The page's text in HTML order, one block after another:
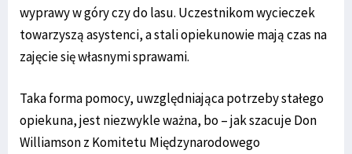
wyprawy w góry czy do lasu. Uczestnikom wycieczek
towarzyszą asystenci, a stali opiekunowie mają czas na
zajęcie się własnymi sprawami.
Taka forma pomocy, uwzględniająca potrzeby stałego
opiekuna, jest niezwykle ważna, bo – jak szacuje Don
Williamson z Komitetu Międzynarodowego